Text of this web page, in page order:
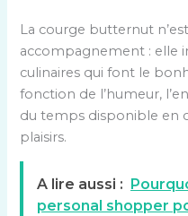
La courge butternut
accompagnement : elle
culinaires qui font le
fonction de l’humeur,
du temps disponible en
plaisirs.
A lire aussi :
personal shopper